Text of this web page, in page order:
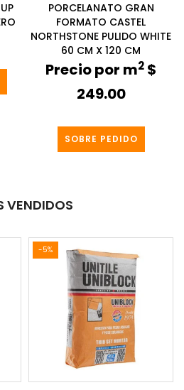
PORCELANATO GRAN
FORMATO CASTEL
NORTHSTONE PULIDO WHITE
60 CM X 120 CM
Precio por m2 $
249.00
SOBRE PEDIDO
VENDIDOS
-5%